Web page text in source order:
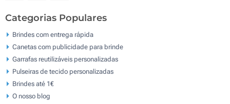
Categorias Populares
Brindes com entrega rápida
Canetas com publicidade para brinde
Garrafas reutilizáveis personalizadas
Pulseiras de tecido personalizadas
Brindes até 1€
O nosso blog